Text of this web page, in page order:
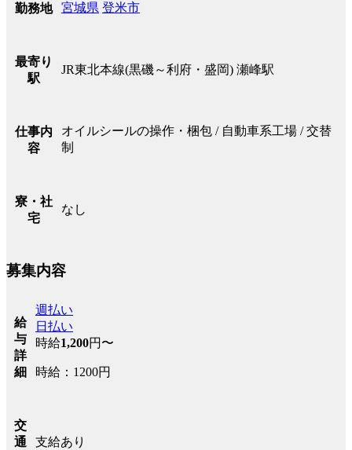
勤務地 宮城県 登米市
最寄り
駅
JR東北本線(黒磯～利府・盛岡) 瀬峰駅
仕事内
容
オイルシールの操作・梱包 / 自動車系工場 / 交替
制
寮・社
宅
なし
募集内容
給
与
詳
細
週払い
日払い
時給1,200円〜
時給：1200円
交
通
支給あり